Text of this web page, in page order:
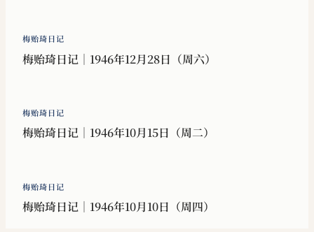
梅贻琦日记
梅贻琦日记｜1946年12月28日（周六）
梅贻琦日记
梅贻琦日记｜1946年10月15日（周二）
梅贻琦日记
梅贻琦日记｜1946年10月10日（周四）